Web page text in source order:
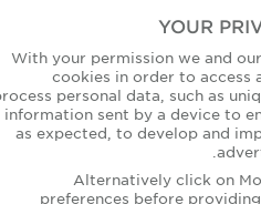
YOUR
With your permission we and
cookies in order to
process personal data, such as
information sent by a device to
as expected, to develop and
Alternatively click on
preferences before